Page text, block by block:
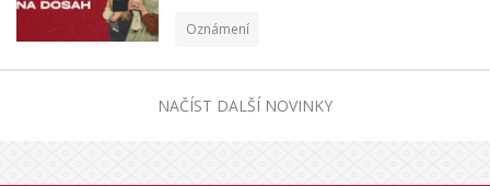
Oznámení
NAČÍST DALŠÍ NOVINKY